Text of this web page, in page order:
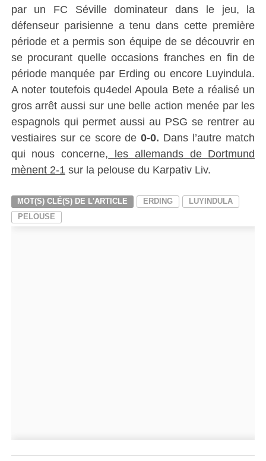
par un FC Séville dominateur dans le jeu, la
défenseur parisienne a tenu dans cette première
période et a permis son équipe de se découvrir en
se procurant quelle occasions franches en fin de
période manquée par Erding ou encore Luyindula.
A noter toutefois qu4edel Apoula Bete a réalisé un
gros arrêt aussi sur une belle action menée par les
espagnols qui permet aussi au PSG se rentrer au
vestiaires sur ce score de 0-0. Dans l’autre match
qui nous concerne, les allemands de Dortmund
mènent 2-1 sur la pelouse du Karpativ Liv.
MOT(S) CLÉ(S) DE L'ARTICLE ERDING
LUYINDULA
PELOUSE